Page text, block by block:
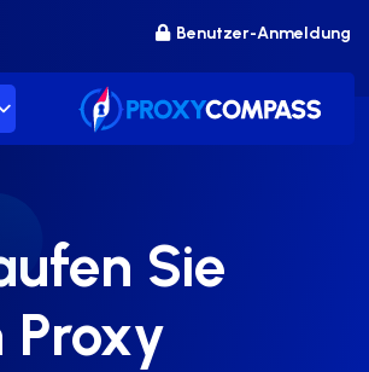
Benutzer-Anmeldung
Sie
Proxy